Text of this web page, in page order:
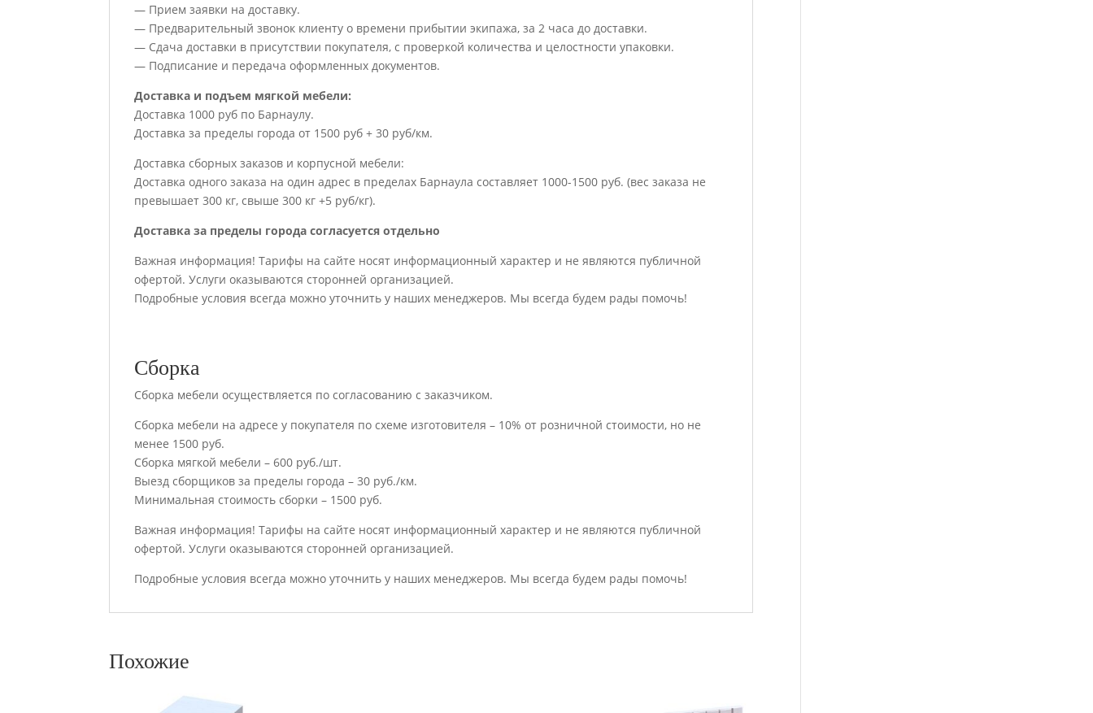
— Прием заявки на доставку.
— Предварительный звонок клиенту о времени прибытии экипажа, за 2 часа до доставки.
— Сдача доставки в присутствии покупателя, с проверкой количества и целостности упаковки.
— Подписание и передача оформленных документов.
Доставка и подъем мягкой мебели:
Доставка 1000 руб по Барнаулу.
Доставка за пределы города от 1500 руб + 30 руб/км.
Доставка сборных заказов и корпусной мебели:
Доставка одного заказа на один адрес в пределах Барнаула составляет 1000-1500 руб. (вес заказа не
превышает 300 кг, свыше 300 кг +5 руб/кг).
Доставка за пределы города согласуется отдельно
Важная информация! Тарифы на сайте носят информационный характер и не являются публичной
офертой. Услуги оказываются сторонней организацией.
Подробные условия всегда можно уточнить у наших менеджеров. Мы всегда будем рады помочь!
Сборка
Сборка мебели осуществляется по согласованию с заказчиком.
Сборка мебели на адресе у покупателя по схеме изготовителя – 10% от розничной стоимости, но не
менее 1500 руб.
Сборка мягкой мебели – 600 руб./шт.
Выезд сборщиков за пределы города – 30 руб./км.
Минимальная стоимость сборки – 1500 руб.
Важная информация! Тарифы на сайте носят информационный характер и не являются публичной
офертой. Услуги оказываются сторонней организацией.
Подробные условия всегда можно уточнить у наших менеджеров. Мы всегда будем рады помочь!
Похожие